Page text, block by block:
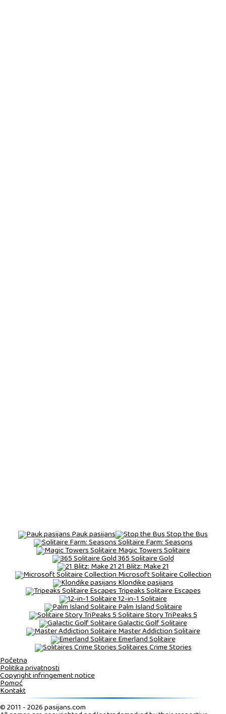
Tripeaks Solitaire Escapes
12-in-1 Solitaire
Palm Island Solitaire
Solitaire Story TriPeaks 5
Galactic Golf Solitaire
Master Addiction Solitaire
Emerland Solitaire
Solitaires Crime Stories
Pauk pasijans Stop the Bus
Solitaire Farm: Seasons
Magic Towers Solitaire
365 Solitaire Gold
21 Blitz: Make 21
Microsoft Solitaire Collection
Klondike pasijans
Početna
Politika privatnosti
Copyright infringement notice
Pomoć
Kontakt
© 2011 - 2026 pasijans.com